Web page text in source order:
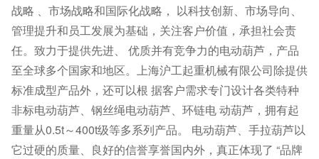
战略 、市场战略和国际化战略， 以科技创新、市场导向、
管理提升和员工发展为基础，关注客户价值，承担社会责
任。致力于提供先进、 优质并有竞争力的电动葫芦，产品
至全球多个国家和地区。上海沪工起重机械有限公司除提供
标准成型产品外，还可以根 据客户需求专门设计各类特种
非标电动葫芦、钢丝绳电动葫芦、环链电 动葫芦，拥有起
重量从0.5t～400t级等多系列产品。 电动葫芦、手拉葫芦以
它过硬的质量、良好的信誉享誉国内外，真正体现了 “品牌